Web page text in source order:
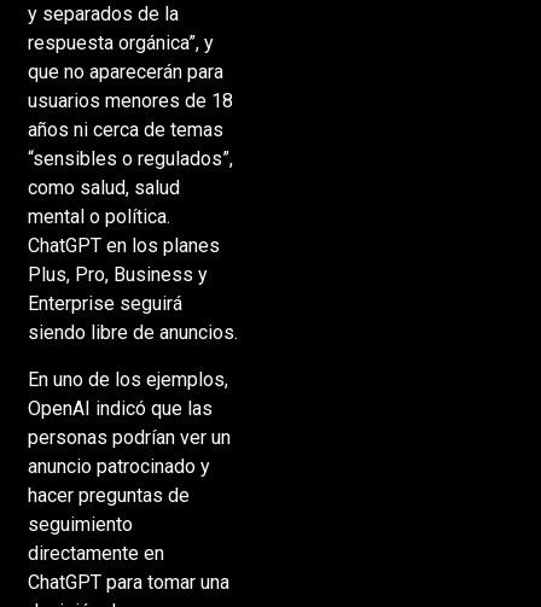
y separados de la
respuesta orgánica”, y
que no aparecerán para
usuarios menores de 18
años ni cerca de temas
“sensibles o regulados”,
como salud, salud
mental o política.
ChatGPT en los planes
Plus, Pro, Business y
Enterprise seguirá
siendo libre de anuncios.
En uno de los ejemplos,
OpenAI indicó que las
personas podrían ver un
anuncio patrocinado y
hacer preguntas de
seguimiento
directamente en
ChatGPT para tomar una